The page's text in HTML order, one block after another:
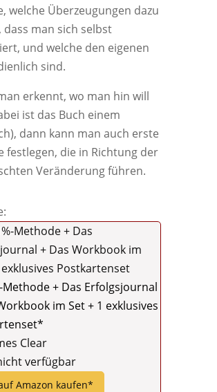
welche Überzeugungen dazu
man sich selbst
und welche den eigenen
sind.
erkennt, wo man hin will
ist das Buch einem
dann kann man auch erste
festlegen, die in Richtung der
Veränderung führen.
Methode + Das Erfolgsjournal
im Set + 1 exklusives
Clear
verfügbar
Amazon kaufen*